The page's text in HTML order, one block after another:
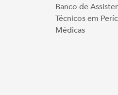
Banco de
Técnicos em
Médicas